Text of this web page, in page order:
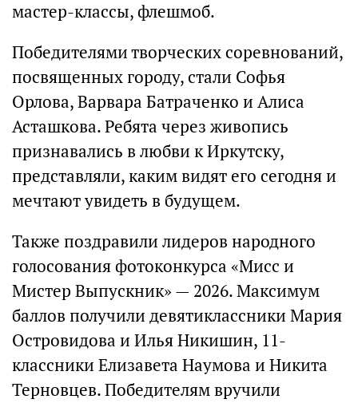
мастер-классы, флешмоб.
Победителями творческих соревнований,
посвященных городу, стали Софья
Орлова, Варвара Батраченко и Алиса
Асташкова. Ребята через живопись
признавались в любви к Иркутску,
представляли, каким видят его сегодня и
мечтают увидеть в будущем.
Также поздравили лидеров народного
голосования фотоконкурса «Мисс и
Мистер Выпускник» — 2026. Максимум
баллов получили девятиклассники Мария
Островидова и Илья Никишин, 11-
классники Елизавета Наумова и Никита
Терновцев. Победителям вручили